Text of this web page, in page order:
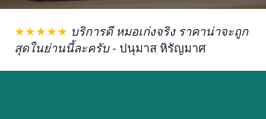
★★★★★ บริการดี หมอเก่งจริง ราคาน่าจะถูก
สุดในย่านนี้ละครับ- ปนุมาส หิรัญมาศ